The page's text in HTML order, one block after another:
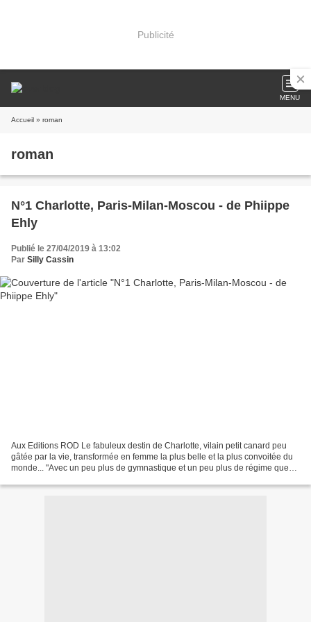
Publicité
MENU
Accueil » roman
roman
N°1 Charlotte, Paris-Milan-Moscou - de Phiippe
Ehly
Publié le 27/04/2019 à 13:02
Par Silly Cassin
Aux Editions ROD Le fabuleux destin de Charlotte, vilain petit canard peu
gâtée par la vie, transformée en femme la plus belle et la plus convoitée du
monde... "Avec un peu plus de gymnastique et un peu plus de régime que